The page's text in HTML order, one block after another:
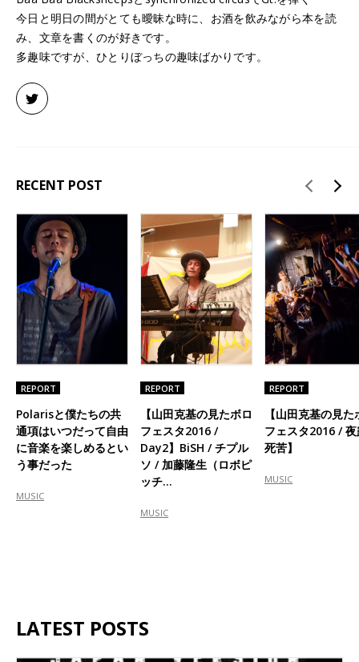
今日と明日の間がとても曖昧な時に、お酒を飲みながら本を読
み、文章を書くのが好きです。
多趣味ですが、ひとりぼっちの趣味ばかりです。
RECENT POST
REPORT
Polarisと僕たちの共
通項はいつだって自由
に音楽を楽しめるとい
う事だった
MUSIC
REPORT
【山田克基の見たボロ
フェスタ2016 /
Day2】BiSH / チプル
ソ / 加藤隆生（ロボピ
ッチ…
MUSIC
REPORT
【山田克基の見た
フェスタ2016 /
死苦】
MUSIC
LATEST POSTS